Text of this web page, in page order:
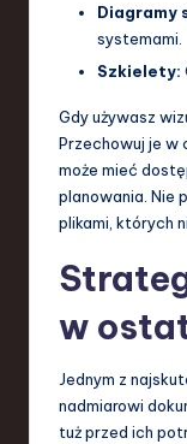
Diagramy
systemami.
Szkielety:
Gdy używasz
Przechowuj je w
może mieć
planowania. Nie
plikami, których
w
Jednym z
nadmiarowi
tuż przed ich